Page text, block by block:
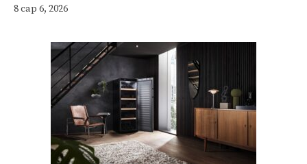
8 сар 6, 2026